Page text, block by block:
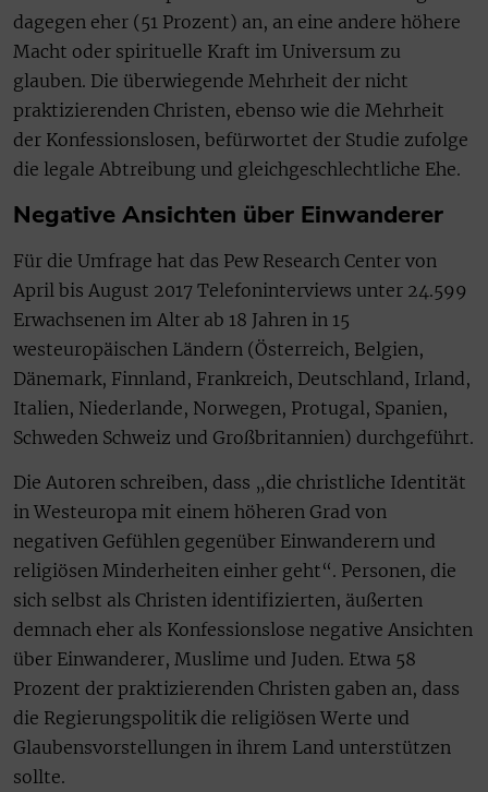
dagegen eher (51 Prozent) an, an eine andere höhere
Macht oder spirituelle Kraft im Universum zu
glauben. Die überwiegende Mehrheit der nicht
praktizierenden Christen, ebenso wie die Mehrheit
der Konfessionslosen, befürwortet der Studie zufolge
die legale Abtreibung und gleichgeschlechtliche Ehe.
Negative Ansichten über Einwanderer
Für die Umfrage hat das Pew Research Center von
April bis August 2017 Telefoninterviews unter 24.599
Erwachsenen im Alter ab 18 Jahren in 15
westeuropäischen Ländern (Österreich, Belgien,
Dänemark, Finnland, Frankreich, Deutschland, Irland,
Italien, Niederlande, Norwegen, Protugal, Spanien,
Schweden Schweiz und Großbritannien) durchgeführt.
Die Autoren schreiben, dass „die christliche Identität
in Westeuropa mit einem höheren Grad von
negativen Gefühlen gegenüber Einwanderern und
religiösen Minderheiten einher geht“. Personen, die
sich selbst als Christen identifizierten, äußerten
demnach eher als Konfessionslose negative Ansichten
über Einwanderer, Muslime und Juden. Etwa 58
Prozent der praktizierenden Christen gaben an, dass
die Regierungspolitik die religiösen Werte und
Glaubensvorstellungen in ihrem Land unterstützen
sollte.